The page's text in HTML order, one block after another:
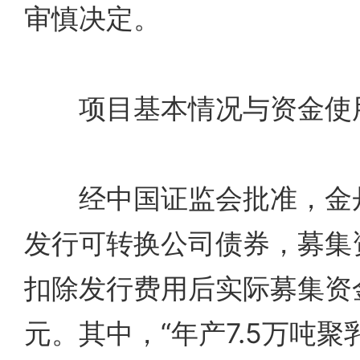
审慎决定。
项目基本情况与资金使
经中国证监会批准，金
发行可转换公司债券，募
扣除发行费用后实际募集
元。其中，“年产7.5万吨聚